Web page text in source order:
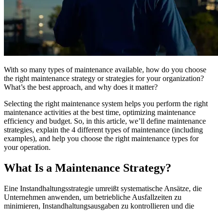
CMMS-Software
Wartungsmanagement leicht gemacht
Fertigung
Diskrete und Prozessfertigung — OEE, Ausfallzeit, Durchsatz
Filterbarer Bereich — hier starten
Live-Bootcamps
Von Trainern geleitet, geplante Kohorten
On-Demand
Video im eigenen Tempo, Zertifizierungspfad
Zertifizierung
Bestätigen Sie die CMMS-Kenntnisse Ihres Teams
Vollständiger Lehrplan, alle Niveaus
DIENSTLEISTUNGEN
Implementierungsservices
EMPFOHLEN
Ressourcencenter
Alle von uns veröffentlichten Inhalte durchsuchen und filtern
Mehr erfahren
With so many types of maintenance available, how do you choose
the right maintenance strategy or strategies for your organization?
What’s the best approach, and why does it matter?
Selecting the right maintenance system helps you perform the right
maintenance activities at the best time, optimizing maintenance
efficiency and budget. So, in this article, we’ll define maintenance
strategies, explain the 4 different types of maintenance (including
examples), and help you choose the right maintenance types for
your operation.
What Is a Maintenance Strategy?
Eine Instandhaltungsstrategie umreißt systematische Ansätze, die
Unternehmen anwenden, um betriebliche Ausfallzeiten zu
minimieren, Instandhaltungsausgaben zu kontrollieren und die